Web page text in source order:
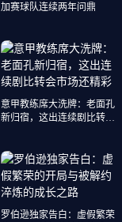
加赛球队连续两年问鼎
意甲教练席大洗牌：老面孔
新归宿，这出连续剧比转会
罗伯逊独家告白：虚假繁荣